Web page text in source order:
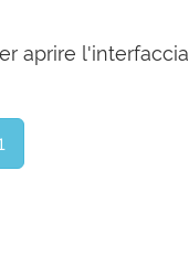
aprire l'interfaccia